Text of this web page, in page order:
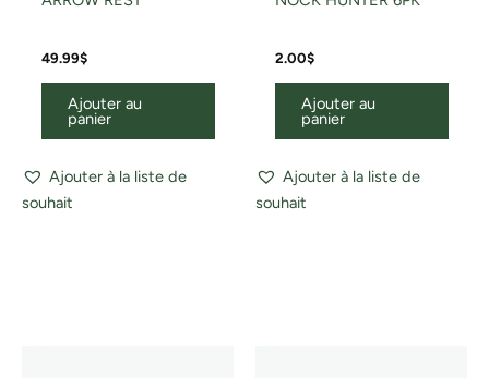
49.99$
Ajouter au
panier
Ajouter à la liste de
souhait
2.00$
Ajouter au
panier
Ajouter à la liste de
souhait